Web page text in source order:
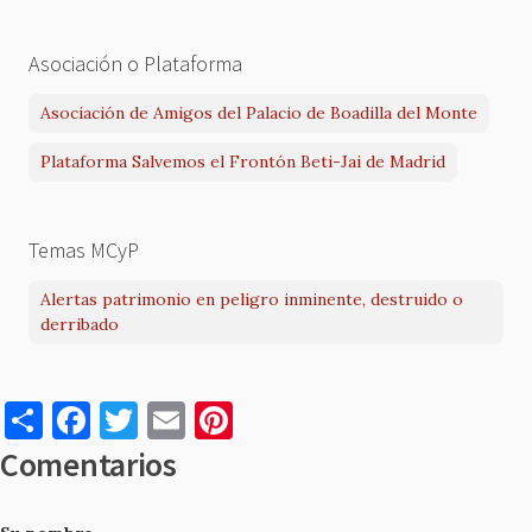
Asociación o Plataforma
Asociación de Amigos del Palacio de Boadilla del Monte
Plataforma Salvemos el Frontón Beti-Jai de Madrid
Temas MCyP
Alertas patrimonio en peligro inminente, destruido o
derribado
S
h
ar
F
a
c
T
w
it
E
m
Comentarios